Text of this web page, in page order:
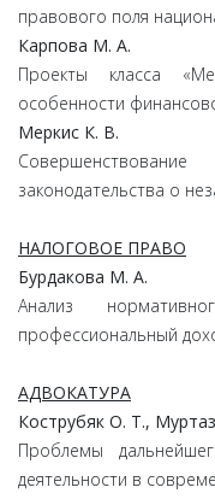
правового поля
Карпова М. А.
Проекты класса
особенности
Меркис К. В.
законодательства о
НАЛОГОВОЕ ПРАВО
Бурдакова М. А.
Анализ
профессиональный
АДВОКАТУРА
Кострубяк О. Т.,
Проблемы
деятельности в